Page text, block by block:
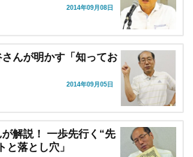
2014年09月08日
んが明かす「知ってお
2014年09月05日
解説！ 一歩先行く“先
と落とし穴」